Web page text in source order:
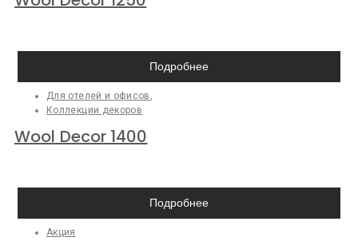
Подробнее
Для отелей и офисов ,
Коллекции декоров
Wool Decor 1400
Подробнее
Акция